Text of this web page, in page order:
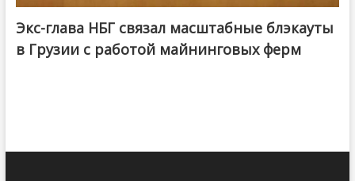
Экс-глава НБГ связал масштабные блэкауты
в Грузии с работой майнинговых ферм